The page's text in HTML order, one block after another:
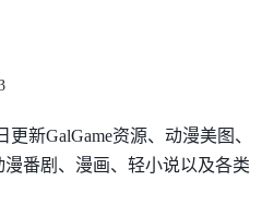
新GalGame资源、动漫美图、
漫番剧、漫画、轻小说以及各类